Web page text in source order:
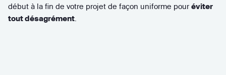
début à la fin de votre projet de façon uniforme pour éviter
tout désagrément.